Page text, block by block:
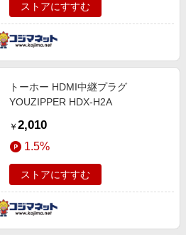
ストアにすすむ
トーホー HDMI中継プラグ
YOUZIPPER HDX-H2A
￥ 2,010
1.5%
ストアにすすむ